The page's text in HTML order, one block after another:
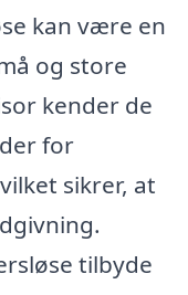
kan være en
og store
kender de
for
sikrer, at
tilbyde